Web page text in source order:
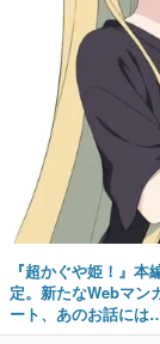
『超かぐや姫！』
定。新たなWebマン
ート、あのお話には